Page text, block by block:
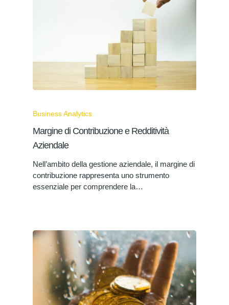
Business Analytics
Margine di Contribuzione e Redditività
Aziendale
Nell’ambito della gestione aziendale, il margine di
contribuzione rappresenta uno strumento
essenziale per comprendere la…